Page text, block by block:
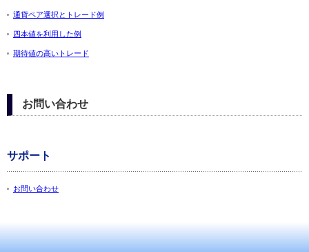
通貨ペア選択とトレード例
四本値を利用した例
期待値の高いトレード
お問い合わせ
サポート
お問い合わせ